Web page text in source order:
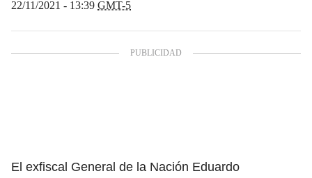
22/11/2021 - 13:39 GMT-5
El exfiscal General de la Nación Eduardo